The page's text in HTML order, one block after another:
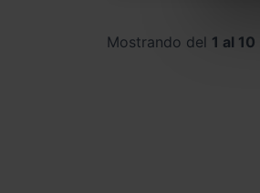
Mostrando del 1 al 10